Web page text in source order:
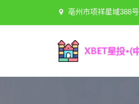
亳州市项祥星域388号